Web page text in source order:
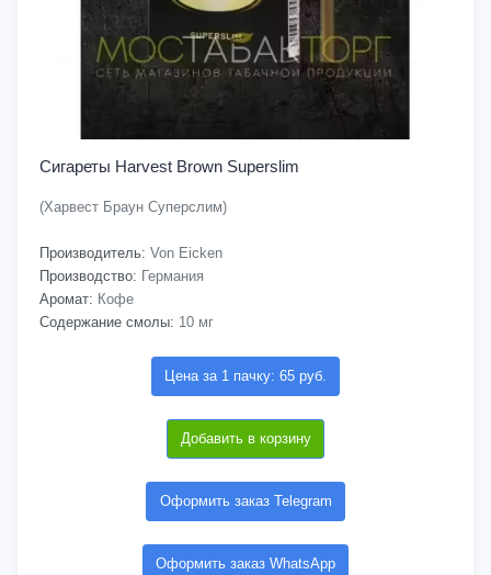
Сигареты Harvest Brown Superslim
(Харвест Браун Суперслим)
Производитель: Von Eicken
Производство: Германия
Аромат: Кофе
Содержание смолы: 10 мг
Цена за 1 пачку: 65 руб.
Добавить в корзину
Оформить заказ Telegram
Оформить заказ WhatsApp